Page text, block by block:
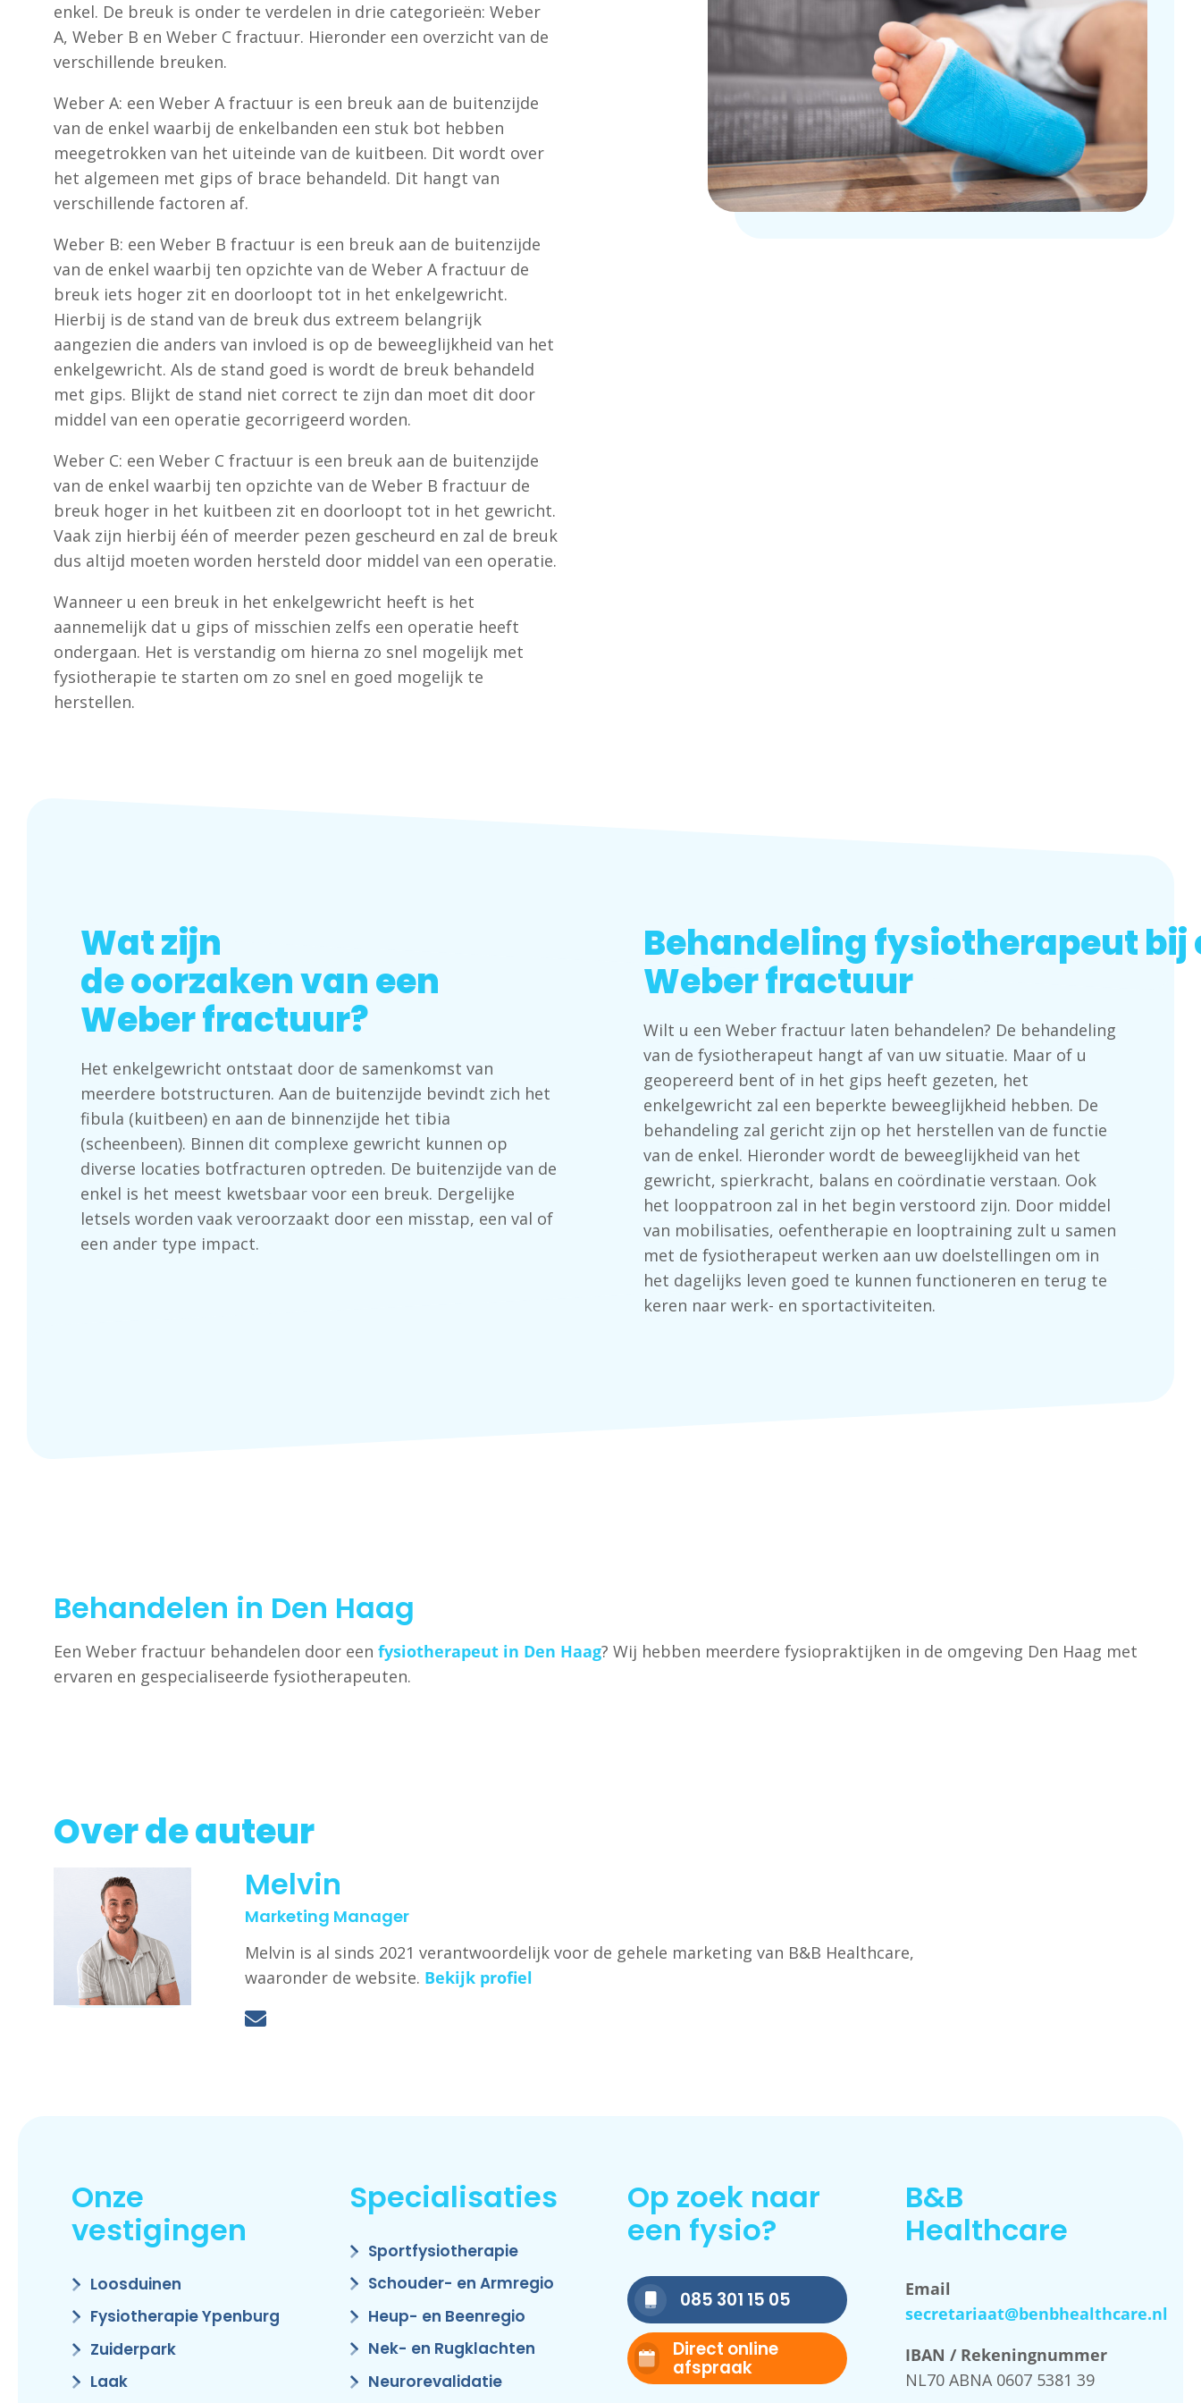
enkel. De breuk is onder te verdelen in drie categorieën: Weber
A, Weber B en Weber C fractuur. Hieronder een overzicht van de
verschillende breuken.
Weber A: een Weber A fractuur is een breuk aan de buitenzijde
van de enkel waarbij de enkelbanden een stuk bot hebben
meegetrokken van het uiteinde van de kuitbeen. Dit wordt over
het algemeen met gips of brace behandeld. Dit hangt van
verschillende factoren af.
Weber B: een Weber B fractuur is een breuk aan de buitenzijde
van de enkel waarbij ten opzichte van de Weber A fractuur de
breuk iets hoger zit en doorloopt tot in het enkelgewricht.
Hierbij is de stand van de breuk dus extreem belangrijk
aangezien die anders van invloed is op de beweeglijkheid van het
enkelgewricht. Als de stand goed is wordt de breuk behandeld
met gips. Blijkt de stand niet correct te zijn dan moet dit door
middel van een operatie gecorrigeerd worden.
Weber C: een Weber C fractuur is een breuk aan de buitenzijde
van de enkel waarbij ten opzichte van de Weber B fractuur de
breuk hoger in het kuitbeen zit en doorloopt tot in het gewricht.
Vaak zijn hierbij één of meerder pezen gescheurd en zal de breuk
dus altijd moeten worden hersteld door middel van een operatie.
Wanneer u een breuk in het enkelgewricht heeft is het
aannemelijk dat u gips of misschien zelfs een operatie heeft
ondergaan. Het is verstandig om hierna zo snel mogelijk met
fysiotherapie te starten om zo snel en goed mogelijk te
herstellen.
Wat zijn
de oorzaken van een
Weber fractuur?
Het enkelgewricht ontstaat door de samenkomst van
meerdere botstructuren. Aan de buitenzijde bevindt zich het
fibula (kuitbeen) en aan de binnenzijde het tibia
(scheenbeen). Binnen dit complexe gewricht kunnen op
diverse locaties botfracturen optreden. De buitenzijde van de
enkel is het meest kwetsbaar voor een breuk. Dergelijke
letsels worden vaak veroorzaakt door een misstap, een val of
een ander type impact.
Behandeling fysiotherapeut bij
Weber fractuur
Wilt u een Weber fractuur laten behandelen? De behandeling
van de fysiotherapeut hangt af van uw situatie. Maar of u
geopereerd bent of in het gips heeft gezeten, het
enkelgewricht zal een beperkte beweeglijkheid hebben. De
behandeling zal gericht zijn op het herstellen van de functie
van de enkel. Hieronder wordt de beweeglijkheid van het
gewricht, spierkracht, balans en coördinatie verstaan. Ook
het looppatroon zal in het begin verstoord zijn. Door middel
van mobilisaties, oefentherapie en looptraining zult u samen
met de fysiotherapeut werken aan uw doelstellingen om in
het dagelijks leven goed te kunnen functioneren en terug te
keren naar werk- en sportactiviteiten.
Behandelen in Den Haag
Een Weber fractuur behandelen door een fysiotherapeut in Den Haag? Wij hebben meerdere fysiopraktijken in de omgeving Den Haag met
ervaren en gespecialiseerde fysiotherapeuten.
Over de auteur
Melvin
Marketing Manager
Melvin is al sinds 2021 verantwoordelijk voor de gehele marketing van B&B Healthcare,
waaronder de website. Bekijk profiel
Onze
vestigingen
Loosduinen
Fysiotherapie Ypenburg
Zuiderpark
Laak
Specialisaties
Sportfysiotherapie
Schouder- en Armregio
Heup- en Beenregio
Nek- en Rugklachten
Neurorevalidatie
Op zoek naar
een fysio?
085 301 15 05
Direct online
afspraak
B&B
Healthcare
Email
secretariaat@benbhealthcare.nl
IBAN / Rekeningnummer
NL70 ABNA 0607 5381 39